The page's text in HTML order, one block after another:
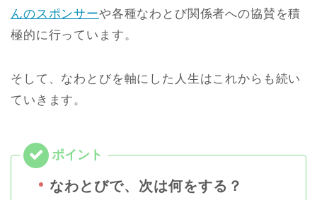
んのスポンサーや各種なわとび関係者への協賛を積
極的に行っています。
そして、なわとびを軸にした人生はこれからも続い
ていきます。
なわとびで、次は何をする？